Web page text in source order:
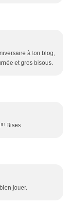
à ton blog,
et gros bisous.
Bises.
jouer.